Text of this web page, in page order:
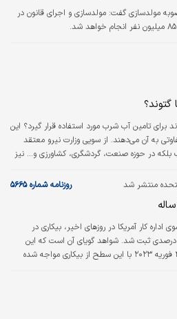
مولدسازی گفت: مولدسازی و اجرای قانون در
تامین آب شرب مورد استفاده قرار گیرد؟ این
به آن می‌دهند. از سویی وزارت نیرو معتقد
در حوزه صنعت، گردشگری، کشاورزی و... نیز
آنها شوری چم‌شیر به حدی رسیده که
به عقیده این کارشناسان…
منتشر شد روزنامه شماره ۵۶۶۵
اداره کار آمریکا در روزهای اخیر، بیکاری در
نخستین ماه ۲۰۲۳ با نرخ ۴/ ۳ درصدی ثبت شد. شواهد گویای آن است که این
منطقه از سال ۱۹۶۹ بار دیگر در ۴ فوریه ۲۰۲۳ با این سطح از بیکاری مواجه شده
مثبتی را به بازار ارسال کرد. کاهش تعداد
در افزایش نرخ اشتغال، افزایش استخدام افراد
و پاره‌وقت، افزایش دستمزدها،…